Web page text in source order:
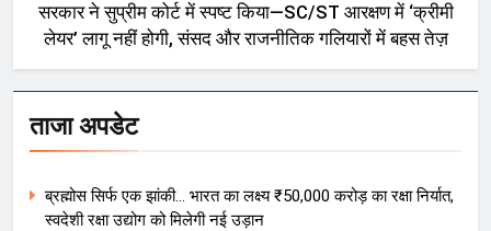
सरकार ने सुप्रीम कोर्ट में स्पष्ट किया—SC/ST आरक्षण में ‘क्रीमी
लेयर’ लागू नहीं होगी, संसद और राजनीतिक गलियारों में बहस तेज़
ताजा अपडेट
ब्रह्मोस सिर्फ एक झांकी… भारत का लक्ष्य ₹50,000 करोड़ का रक्षा निर्यात,
स्वदेशी रक्षा उद्योग को मिलेगी नई उड़ान